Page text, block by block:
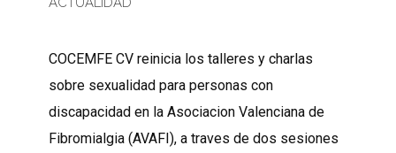
COCEMFE CV reinicia los talleres y charlas
sobre sexualidad para personas con
discapacidad en la Asociacion Valenciana de
Fibromialgia (AVAFI), a traves de dos sesiones